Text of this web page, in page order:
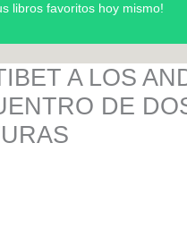
libros favoritos hoy mismo!
A LOS
DE